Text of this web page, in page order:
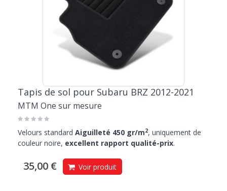
Tapis de sol pour Subaru BRZ 2012-2021
MTM One sur mesure
Velours standard Aiguilleté 450 gr/m2, uniquement de
couleur noire, excellent rapport qualité-prix.
35,00 € Voir produit